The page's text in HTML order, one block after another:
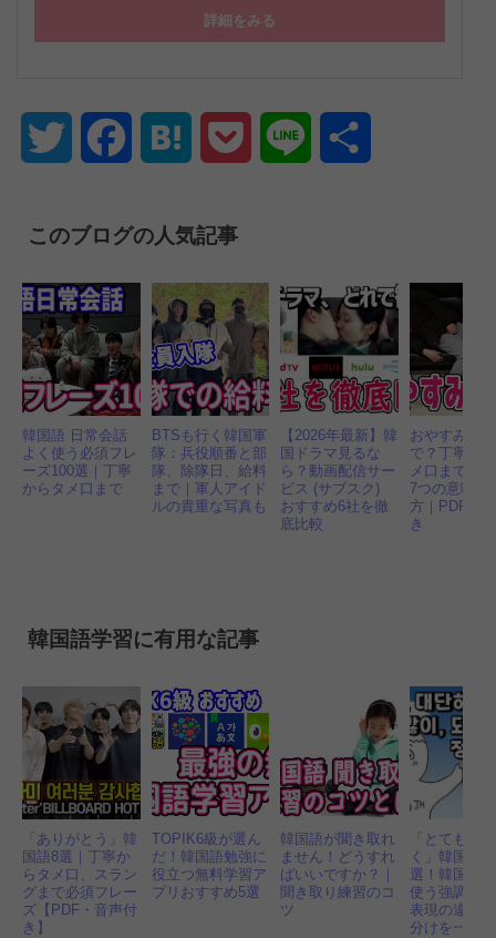
詳細をみる
Twitter FacebookHatena Pocket Line
このブログの人気記事
韓国語 日常会話
よく使う必須フレ
ーズ100選｜丁寧
からタメ口まで
BTSも行く韓国軍
隊：兵役順番と部
隊、除隊日、給料
まで｜軍人アイド
ルの貴重な写真も
【2026年最新】韓
国ドラマ見るな
ら？動画配信サー
ビス (サブスク)
おすすめ6社を徹
底比較
おやすみ 韓
で？丁寧語
メ口まで必
7つの意味と
方｜PDF, 音
き
韓国語学習に有用な記事
「ありがとう」韓
国語8選｜丁寧か
らタメ口、スラン
グまで必須フレー
ズ【PDF・音声付
き】
TOPIK6級が選ん
だ！韓国語勉強に
役立つ無料学習ア
プリおすすめ5選
韓国語が聞き取れ
ません！どうすれ
ばいいですか？｜
聞き取り練習のコ
ツ
「とても、
く」韓国語
選！韓国人
使う強調語
表現の違い
分けを一挙